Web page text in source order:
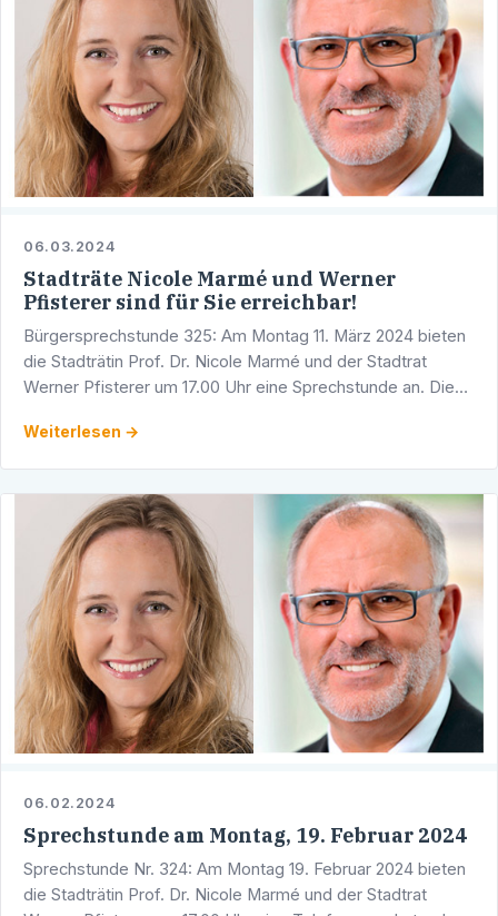
06.03.2024
Stadträte Nicole Marmé und Werner
Pfisterer sind für Sie erreichbar!
Bürgersprechstunde 325: Am Montag 11. März 2024 bieten
die Stadträtin Prof. Dr. Nicole Marmé und der Stadtrat
Werner Pfisterer um 17.00 Uhr eine Sprechstunde an. Diese
Weiterlesen →
06.02.2024
Sprechstunde am Montag, 19. Februar 2024
Sprechstunde Nr. 324: Am Montag 19. Februar 2024 bieten
die Stadträtin Prof. Dr. Nicole Marmé und der Stadtrat